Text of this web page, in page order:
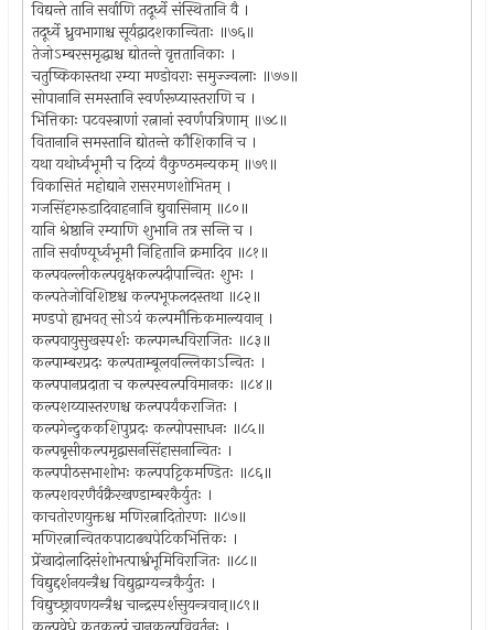
विद्यन्ते तानि सर्वाणि तदूर्ध्वे संस्थितानि वै ।
तदूर्ध्वे ध्रुवभागाश्च सूर्यद्वादशकान्विताः ॥७६॥
तेजोऽम्बरसमृद्धाश्च द्योतन्ते वृत्ततानिकाः ।
चतुष्किकास्तथा रम्या मण्डोवराः समुज्ज्वलाः ॥७७॥
सोपानानि समस्तानि स्वर्णरूप्यास्तराणि च ।
भित्तिकाः पटवस्त्राणां रत्नानां स्वर्णपत्रिणाम् ॥७८॥
वितानानि समस्तानि द्योतन्ते कौशिकानि च ।
यथा यथोर्ध्वभूमौ च दिव्यं वैकुण्ठमन्यकम् ॥७९॥
विकासितं महोद्याने रासरमणशोभितम् ।
गजसिंहगरुडादिवाहनानि द्युवासिनाम् ॥८०॥
यानि श्रेष्ठानि रम्याणि शुभानि तत्र सन्ति च ।
तानि सर्वाण्यूर्ध्वभूमौ निहितानि क्रमादिव ॥८१॥
कल्पवल्लीकल्पवृक्षकल्पदीपान्वितः शुभः ।
कल्पतेजोविशिष्टश्च कल्पभूफलदस्तथा ॥८२॥
मण्डपो ह्यभवत् सोऽयं कल्पमौक्तिकमाल्यवान् ।
कल्पवायुसुखस्पर्शः कल्पगन्धविराजितः ॥८३॥
कल्पाम्बरप्रदः कल्पताम्बूलवल्लिकाऽन्वितः ।
कल्पपानप्रदाता च कल्पस्वल्पविमानकः ॥८४॥
कल्पशय्यास्तरणश्च कल्पपर्यंकराजितः ।
कल्पगेन्दुककशिपुप्रदः कल्पोपसाधनः ॥८५॥
कल्पबृसीकल्पमृद्वासनसिंहासनान्वितः ।
कल्पपीठसभाशोभः कल्पपट्टिकमण्डितः ॥८६॥
कल्पशवरणैर्वक्रैरखण्डाम्बरकैर्युतः ।
काचतोरणयुक्तश्च मणिरत्नादितोरणः ॥८७॥
मणिरत्नान्वितकपाटाढ्यपेटिकभित्तिकः ।
प्रेंखादोलादिसंशोभत्पार्श्वभूमिविराजितः ॥८८॥
विद्युद्दर्शनयन्त्रैश्च विद्युद्वाग्यन्त्रकैर्युतः ।
विद्युच्छ्रावणयन्त्रैश्च चान्द्रस्पर्शसुयन्त्रवान्॥८९॥